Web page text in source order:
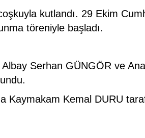
kutlandı. 29 Ekim
töreniyle başladı.
Serhan GÜNGÖR ve
Kaymakam Kemal DURU